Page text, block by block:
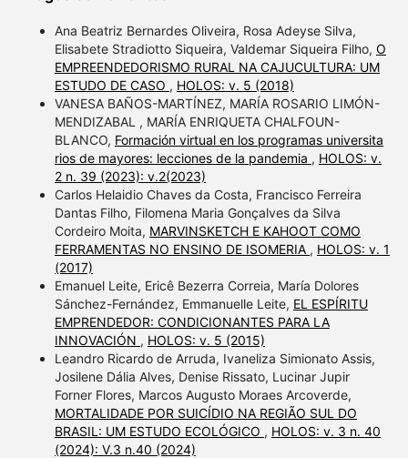
Ana Beatriz Bernardes Oliveira, Rosa Adeyse Silva,
Elisabete Stradiotto Siqueira, Valdemar Siqueira Filho, O
EMPREENDEDORISMO RURAL NA CAJUCULTURA: UM
ESTUDO DE CASO , HOLOS: v. 5 (2018)
VANESA BAÑOS-MARTÍNEZ, MARÍA ROSARIO LIMÓN-
MENDIZABAL , MARÍA ENRIQUETA CHALFOUN-
BLANCO, Formación virtual en los programas universita
rios de mayores: lecciones de la pandemia , HOLOS: v.
2 n. 39 (2023): v.2(2023)
Carlos Helaidio Chaves da Costa, Francisco Ferreira
Dantas Filho, Filomena Maria Gonçalves da Silva
Cordeiro Moita, MARVINSKETCH E KAHOOT COMO
FERRAMENTAS NO ENSINO DE ISOMERIA , HOLOS: v. 1
(2017)
Emanuel Leite, Ericê Bezerra Correia, María Dolores
Sánchez-Fernández, Emmanuelle Leite, EL ESPÍRITU
EMPRENDEDOR: CONDICIONANTES PARA LA
INNOVACIÓN , HOLOS: v. 5 (2015)
Leandro Ricardo de Arruda, Ivaneliza Simionato Assis,
Josilene Dália Alves, Denise Rissato, Lucinar Jupir
Forner Flores, Marcos Augusto Moraes Arcoverde,
MORTALIDADE POR SUICÍDIO NA REGIÃO SUL DO
BRASIL: UM ESTUDO ECOLÓGICO , HOLOS: v. 3 n. 40
(2024): V.3 n.40 (2024)